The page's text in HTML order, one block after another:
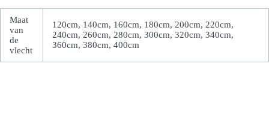
Maat
van
de
vlecht
120cm, 140cm, 160cm, 180cm, 200cm, 220cm,
240cm, 260cm, 280cm, 300cm, 320cm, 340cm,
360cm, 380cm, 400cm